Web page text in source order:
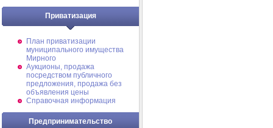
Приватизация
План приватизации
муниципального имущества
Мирного
Аукционы, продажа
посредством публичного
предложения, продажа без
объявления цены
Справочная информация
Предпринимательство